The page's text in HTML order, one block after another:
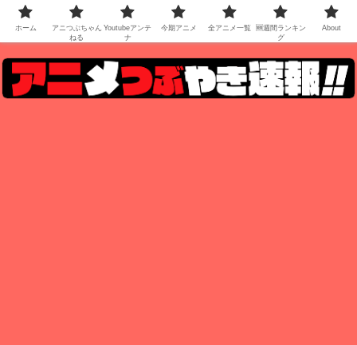
ホーム
アニつぶちゃん
ねる
Youtubeアンテ
ナ
今期アニメ 全アニメ一覧
🆕週間ランキン
グ
About